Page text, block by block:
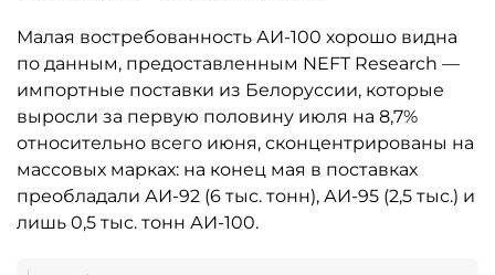
Малая востребованность АИ-100 хорошо видна
по данным, предоставленным NEFT Research —
импортные поставки из Белоруссии, которые
выросли за первую половину июля на 8,7%
относительно всего июня, сконцентрированы на
массовых марках: на конец мая в поставках
преобладали АИ-92 (6 тыс. тонн), АИ-95 (2,5 тыс.) и
лишь 0,5 тыс. тонн АИ-100.